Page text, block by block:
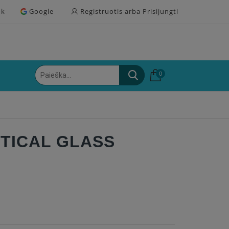
Google Registruotis arba Prisijungti
0
GLASS